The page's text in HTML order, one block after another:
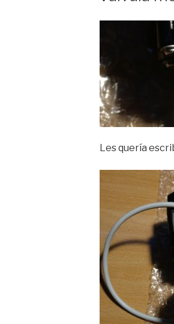
Les quería